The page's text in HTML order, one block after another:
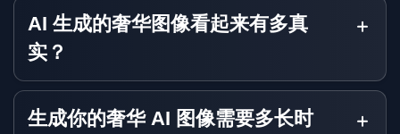
AI 生成的奢华图像看起来有多真
实？
生成你的奢华 AI 图像需要多长时